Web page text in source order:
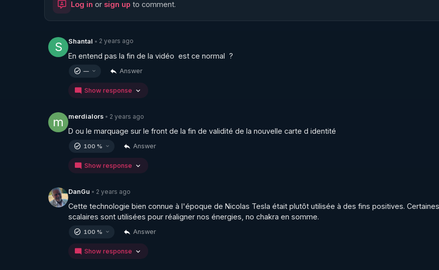
👉 Deux courts-métrages sur la vie de Frédéric Laroche :
https://crowdbunker.com/v/Dc79tuu8F7
https://crowdbunker.com/v/hx5YXKozxF
👉 Pour retrouver Frédéric Laroche :
https://crowdbunker.com/@bestofcomputer
https://www.youtube.com/@bestofcomputer
https://vk.com/bestofcomputer
https://odysee.com/@Bestofcomputer:1
https://twitter.com/bestofcomputer
https://www.facebook.com/bestofcomputer
Log in or sign up to comment.
S Shantal • 2 years ago
En entend pas la fin de la vidéo  est ce normal  ?
— Answer
Show response
m merdialors • 2 years ago
D ou le marquage sur le front de la fin de validité de la nouvelle carte d identité
100 % Answer
Show response
DanGu • 2 years ago
Cette technologie bien connue à l'époque de Nicolas Tesla était plutôt utilisée à des fins positives.
scalaires sont utilisées pour réaligner nos énergies, no chakra en somme.
100 % Answer
Show response